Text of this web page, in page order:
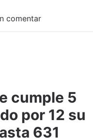
comentar
imagen Comentar
cumple 5
por 12 su
631